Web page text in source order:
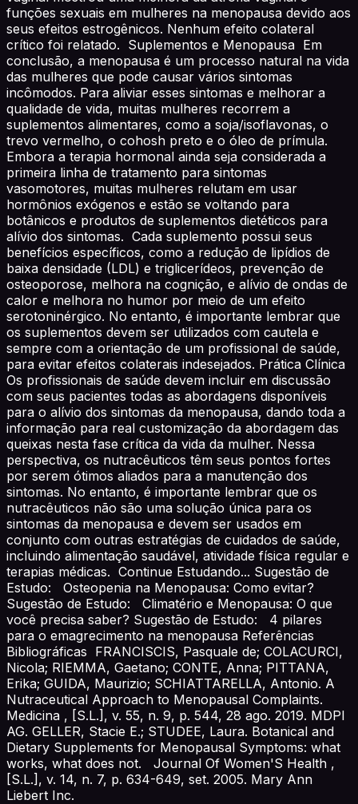
funções sexuais em mulheres na menopausa devido aos
seus efeitos estrogênicos. Nenhum efeito colateral
crítico foi relatado. Suplementos e Menopausa Em
conclusão, a menopausa é um processo natural na vida
das mulheres que pode causar vários sintomas
incômodos. Para aliviar esses sintomas e melhorar a
qualidade de vida, muitas mulheres recorrem a
suplementos alimentares, como a soja/isoflavonas, o
trevo vermelho, o cohosh preto e o óleo de prímula.
Embora a terapia hormonal ainda seja considerada a
primeira linha de tratamento para sintomas
vasomotores, muitas mulheres relutam em usar
hormônios exógenos e estão se voltando para
botânicos e produtos de suplementos dietéticos para
alívio dos sintomas. Cada suplemento possui seus
benefícios específicos, como a redução de lipídios de
baixa densidade (LDL) e triglicerídeos, prevenção de
osteoporose, melhora na cognição, e alívio de ondas de
calor e melhora no humor por meio de um efeito
serotoninérgico. No entanto, é importante lembrar que
os suplementos devem ser utilizados com cautela e
sempre com a orientação de um profissional de saúde,
para evitar efeitos colaterais indesejados. Prática Clínica
Os profissionais de saúde devem incluir em discussão
com seus pacientes todas as abordagens disponíveis
para o alívio dos sintomas da menopausa, dando toda a
informação para real customização da abordagem das
queixas nesta fase crítica da vida da mulher. Nessa
perspectiva, os nutracêuticos têm seus pontos fortes
por serem ótimos aliados para a manutenção dos
sintomas. No entanto, é importante lembrar que os
nutracêuticos não são uma solução única para os
sintomas da menopausa e devem ser usados em
conjunto com outras estratégias de cuidados de saúde,
incluindo alimentação saudável, atividade física regular e
terapias médicas. Continue Estudando... Sugestão de
Estudo: Osteopenia na Menopausa: Como evitar?
Sugestão de Estudo: Climatério e Menopausa: O que
você precisa saber? Sugestão de Estudo: 4 pilares
para o emagrecimento na menopausa Referências
Bibliográficas FRANCISCIS, Pasquale de; COLACURCI,
Nicola; RIEMMA, Gaetano; CONTE, Anna; PITTANA,
Erika; GUIDA, Maurizio; SCHIATTARELLA, Antonio. A
Nutraceutical Approach to Menopausal Complaints.
Medicina , [S.L.], v. 55, n. 9, p. 544, 28 ago. 2019. MDPI
AG. GELLER, Stacie E.; STUDEE, Laura. Botanical and
Dietary Supplements for Menopausal Symptoms: what
works, what does not. Journal Of Women'S Health ,
[S.L.], v. 14, n. 7, p. 634-649, set. 2005. Mary Ann
Liebert Inc.